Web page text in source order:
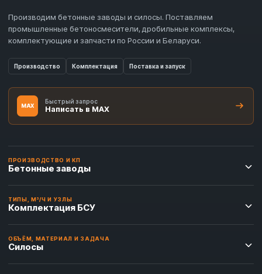
Производим бетонные заводы и силосы. Поставляем
промышленные бетоносмесители, дробильные комплексы,
комплектующие и запчасти по России и Беларуси.
Производство Комплектация Поставка и запуск
MAX
Быстрый запрос
Написать в MAX
ПРОИЗВОДСТВО И КП
Бетонные заводы
ТИПЫ, М³/Ч И УЗЛЫ
Комплектация БСУ
ОБЪЁМ, МАТЕРИАЛ И ЗАДАЧА
Силосы